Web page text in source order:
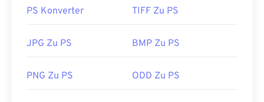
PS Konverter TIFF Zu PS
JPG Zu PS BMP Zu PS
PNG Zu PS ODD Zu PS